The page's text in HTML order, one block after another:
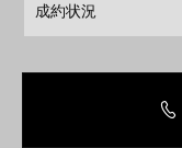
成約状況